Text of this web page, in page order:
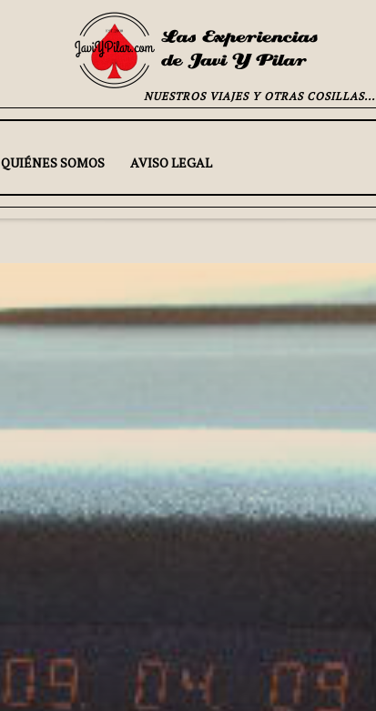
NUESTROS VIAJES Y OTRAS COSILLAS...
QUIÉNES SOMOS AVISO LEGAL